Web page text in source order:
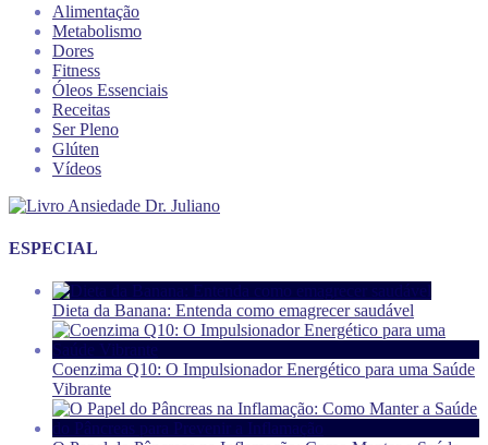
Alimentação
Metabolismo
Dores
Fitness
Óleos Essenciais
Receitas
Ser Pleno
Glúten
Vídeos
ESPECIAL
Dieta da Banana: Entenda como emagrecer saudável
Coenzima Q10: O Impulsionador Energético para uma Saúde
Vibrante